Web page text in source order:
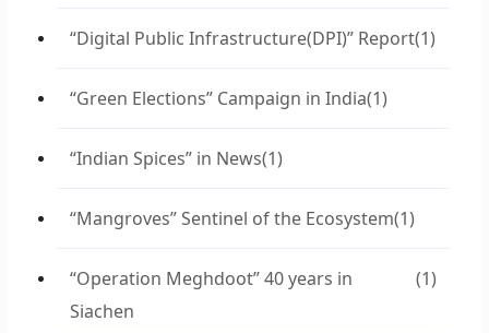
“Digital Public Infrastructure(DPI)” Report(1)
“Green Elections” Campaign in India(1)
“Indian Spices” in News(1)
“Mangroves” Sentinel of the Ecosystem(1)
“Operation Meghdoot” 40 years in
Siachen
(1)